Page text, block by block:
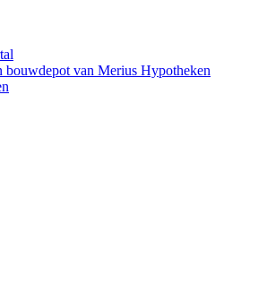
bouwdepot van Merius Hypotheken